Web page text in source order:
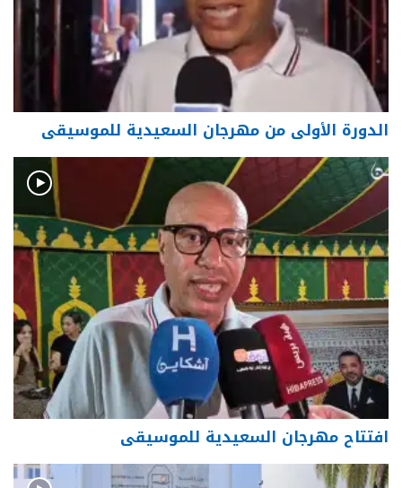
الدورة الأولى من مهرجان السعيدية للموسيقى
افتتاح مهرجان السعيدية للموسيقى